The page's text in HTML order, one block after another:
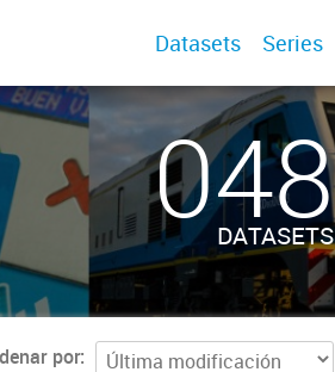
Datasets Series
048
DATASETS
por